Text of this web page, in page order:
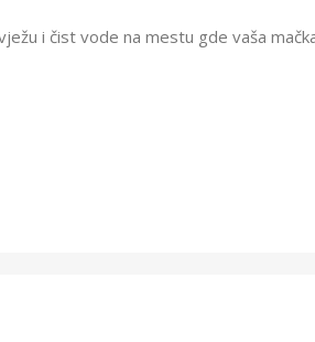
i čist vode na mestu gde vaša